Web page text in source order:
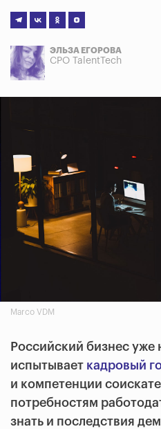
ЭЛЬЗА ЕГОРОВА
СРО TalentTech
Marco VDM
Российский бизнес уже
испытывает кадровый
и компетенции
потребностям
знать и последствия